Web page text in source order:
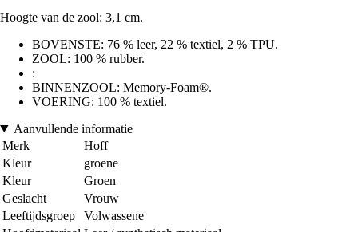
Hoogte van de zool: 3,1 cm.
BOVENSTE: 76 % leer, 22 % textiel, 2 % TPU.
ZOOL: 100 % rubber.
:
BINNENZOOL: Memory-Foam®.
VOERING: 100 % textiel.
Aanvullende informatie
Merk
Hoff
Kleur
groene
Kleur
Groen
Geslacht
Vrouw
Leeftijdsgroep
Volwassene